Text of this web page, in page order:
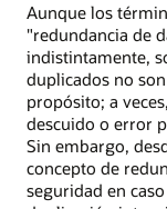
Aunque los
"redundancia de
indistintamente,
duplicados no
propósito; a
descuido o error
Sin embargo,
concepto de
seguridad en